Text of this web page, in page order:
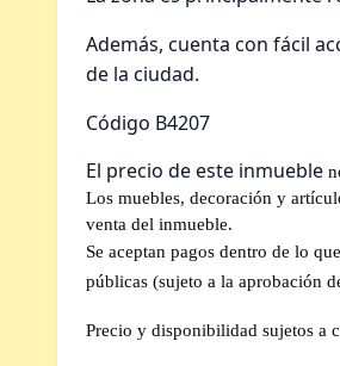
Además, cuenta con fácil
de la ciudad.
Código B4207
El precio de este inmueble
Los muebles, decoración y
venta del inmueble.
Se aceptan pagos dentro de lo
públicas (sujeto a la aprobación
Precio y disponibilidad sujetos a